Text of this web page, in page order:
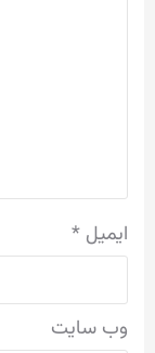
ایمیل *
وب‌ سایت